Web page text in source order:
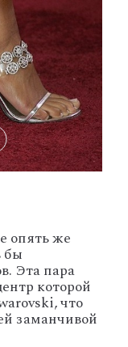
опять же
бы
Эта пара
которой
что
заманчивой